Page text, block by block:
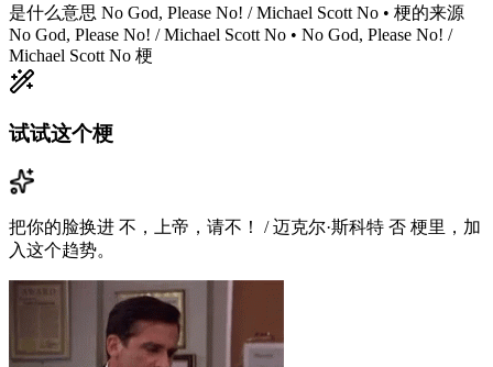
是什么意思 No God, Please No! / Michael Scott No • 梗的来源
No God, Please No! / Michael Scott No • No God, Please No! /
Michael Scott No 梗
试试这个梗
把你的脸换进 不，上帝，请不！ / 迈克尔·斯科特 否 梗里，加
入这个趋势。